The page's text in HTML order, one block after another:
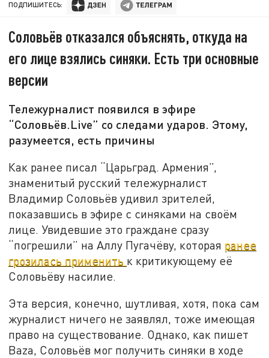
ПОДПИШИТЕСЬ:
Соловьёв отказался объяснять, откуда на
его лице взялись синяки. Есть три основные
версии
Тележурналист появился в эфире
“Соловьёв.Live” со следами ударов. Этому,
разумеется, есть причины
Как ранее писал “Царьград. Армения”,
знаменитый русский тележурналист
Владимир Соловьёв удивил зрителей,
показавшись в эфире с синяками на своём
лице. Увидевшие это граждане сразу
“погрешили” на Аллу Пугачёву, которая ранее
грозилась применить к критикующему её
Соловьёву насилие.
Эта версия, конечно, шутливая, хотя, пока сам
журналист ничего не заявлял, тоже имеющая
право на существование. Однако, как пишет
Baza, Соловьёв мог получить синяки в ходе